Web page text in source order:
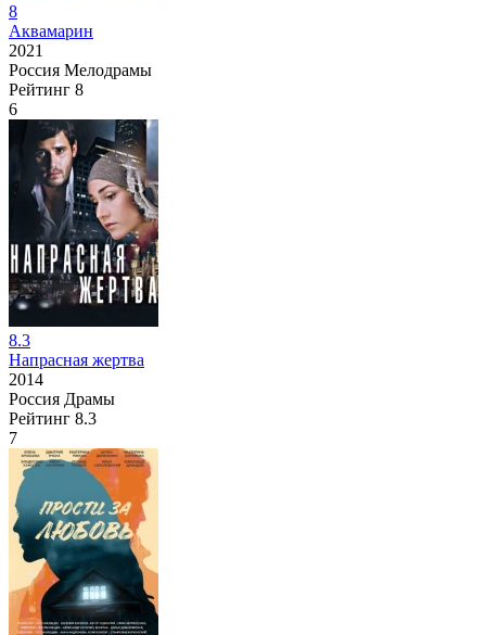
8
Аквамарин
2021
Россия Мелодрамы
Рейтинг 8
6
8.3
Напрасная жертва
2014
Россия Драмы
Рейтинг 8.3
7